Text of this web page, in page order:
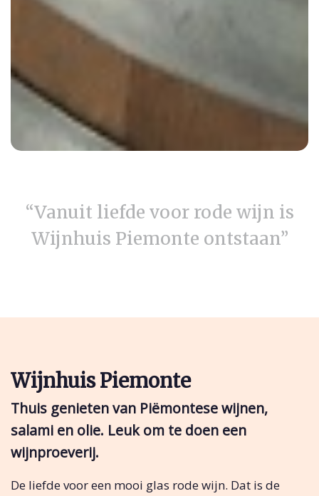
“Vanuit liefde voor rode wijn is
Wijnhuis Piemonte ontstaan”
Wijnhuis Piemonte
Thuis genieten van Piëmontese wijnen,
salami en olie. Leuk om te doen een
wijnproeverij.
De liefde voor een mooi glas rode wijn. Dat is de